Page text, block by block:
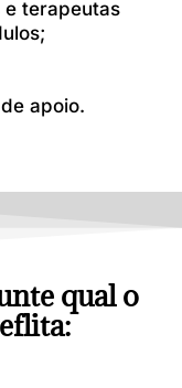
e terapeutas
apoio.
qual o